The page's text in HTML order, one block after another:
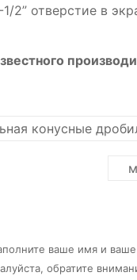
2” отверстие в
конусные
ваше имя и
обратите